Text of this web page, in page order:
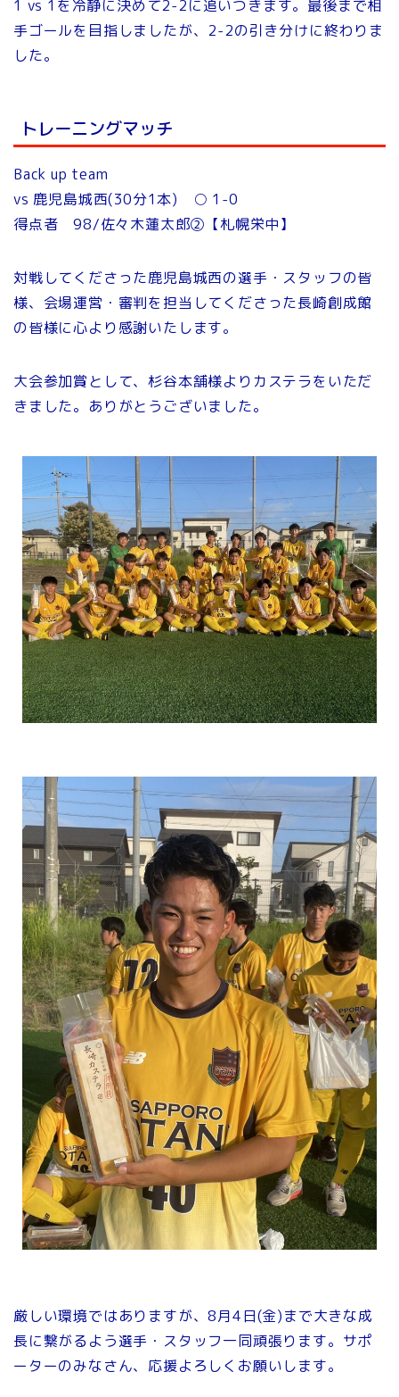
1 vs 1を冷静に決めて2-2に追いつきます。最後まで相
手ゴールを目指しましたが、2-2の引き分けに終わりま
した。
トレーニングマッチ
Back up team
vs 鹿児島城西(30分1本) ○ 1-0
得点者 98/佐々木蓮太郎②【札幌栄中】
対戦してくださった鹿児島城西の選手・スタッフの皆
様、会場運営・審判を担当してくださった長崎創成館
の皆様に心より感謝いたします。
大会参加賞として、杉谷本舗様よりカステラをいただ
きました。ありがとうございました。
厳しい環境ではありますが、8月4日(金)まで大きな成
長に繋がるよう選手・スタッフ一同頑張ります。サポ
ーターのみなさん、応援よろしくお願いします。